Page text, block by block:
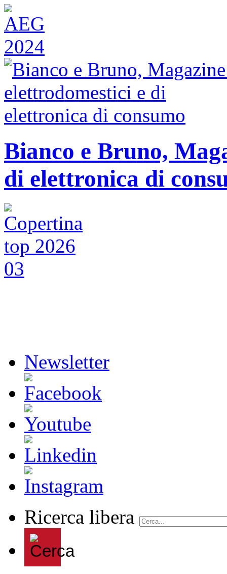
Bianco e Bruno,
di elettronica di
Newsletter
Ricerca libera